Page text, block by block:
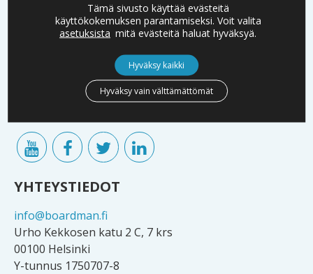
Boardman on Suomessa toimivien yritysten ja
päätöksentekijöiden menestyksen asialla.
Verkostoomme kuuluu lukuisia yritysten omistajia,
YHTEYSTIEDOT
info@boardman.fi
Urho Kekkosen katu 2 C, 7 krs
00100 Helsinki
Y-tunnus 1750707-8
Tämä sivusto käyttää evästeitä
käyttökokemuksen parantamiseksi. Voit valita
asetuksista mitä evästeitä haluat hyväksyä.
Hyväksy kaikki
Hyväksy vain välttämättömät